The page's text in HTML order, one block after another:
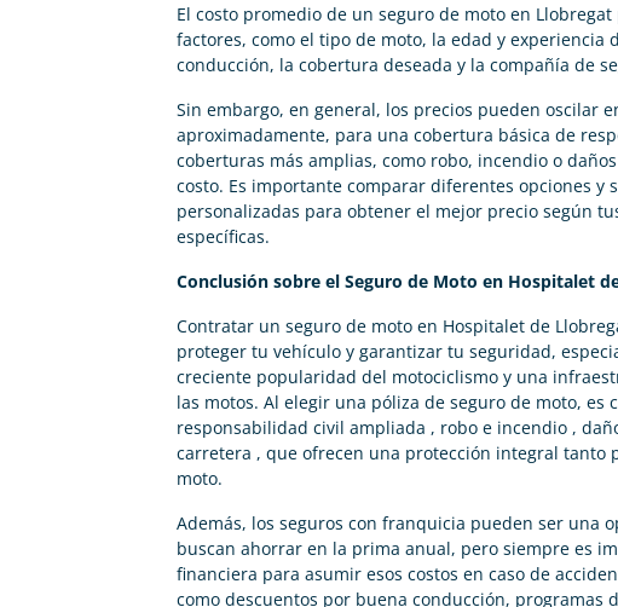
El costo promedio de un seguro de moto en
factores, como el tipo de moto, la edad y experiencia
conducción, la cobertura deseada y la compañía de
Sin embargo, en general, los precios pueden oscilar
aproximadamente, para una cobertura básica de
coberturas más amplias, como robo, incendio o
costo. Es importante comparar diferentes opciones y
personalizadas para obtener el mejor precio según
específicas.
Conclusión sobre el Seguro de Moto en Hospitalet
Contratar un seguro de moto en Hospitalet de
proteger tu vehículo y garantizar tu seguridad,
creciente popularidad del motociclismo y una
las motos. Al elegir una póliza de seguro de moto,
responsabilidad civil ampliada , robo e incendio ,
carretera , que ofrecen una protección integral tanto
moto.
Además, los seguros con franquicia pueden ser una
buscan ahorrar en la prima anual, pero siempre es
financiera para asumir esos costos en caso de
como descuentos por buena conducción, programas